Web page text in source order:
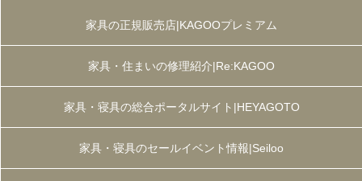
家具の正規販売店|KAGOOプレミアム
家具・住まいの修理紹介|Re:KAGOO
家具・寝具の総合ポータルサイト|HEYAGOTO
家具・寝具のセールイベント情報|Seiloo